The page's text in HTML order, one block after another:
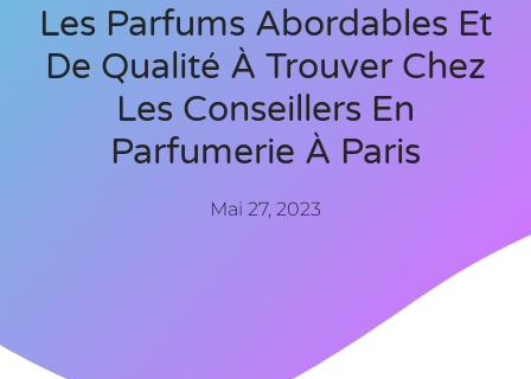
Les Parfums Abordables Et
De Qualité À Trouver Chez
Les Conseillers En
Parfumerie À Paris
Mai 27, 2023